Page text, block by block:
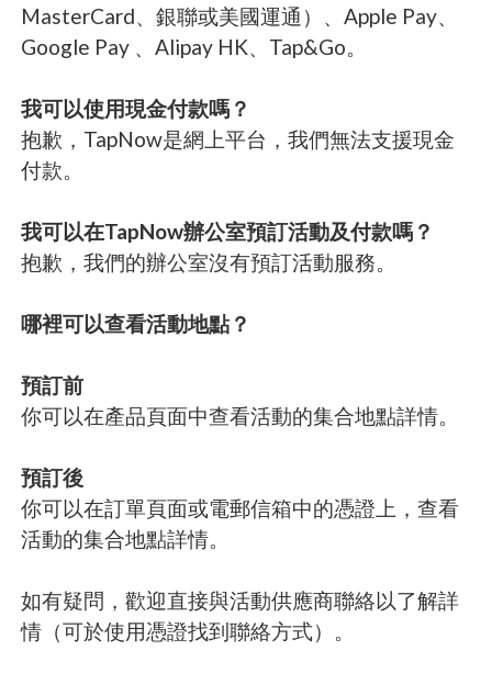
MasterCard、銀聯或美國運通）、Apple Pay、
Google Pay 、Alipay HK、Tap&Go。
我可以使用現金付款嗎？
抱歉，TapNow是網上平台，我們無法支援現金
付款。
我可以在TapNow辦公室預訂活動及付款嗎？
抱歉，我們的辦公室沒有預訂活動服務。
哪裡可以查看活動地點？
預訂前
你可以在產品頁面中查看活動的集合地點詳情。
預訂後
你可以在訂單頁面或電郵信箱中的憑證上，查看
活動的集合地點詳情。
如有疑問，歡迎直接與活動供應商聯絡以了解詳
情（可於使用憑證找到聯絡方式）。